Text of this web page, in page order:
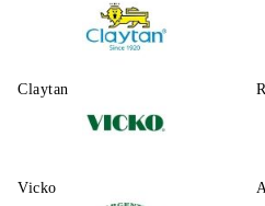
Claytаn
Vicko